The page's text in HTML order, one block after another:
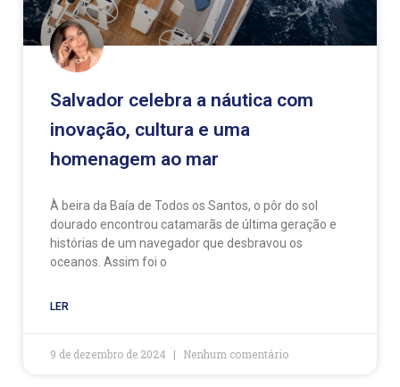
Salvador celebra a náutica com
inovação, cultura e uma
homenagem ao mar
À beira da Baía de Todos os Santos, o pôr do sol
dourado encontrou catamarãs de última geração e
histórias de um navegador que desbravou os
oceanos. Assim foi o
LER
9 de dezembro de 2024 Nenhum comentário